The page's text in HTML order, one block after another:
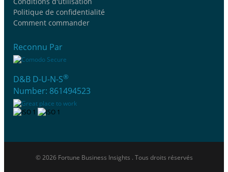
Politique de confidentialité
Comment commander
Reconnu Par
D&B D-U-N-S®
Number: 861494523
© 2026 Fortune Business Insights . Tous droits réservés